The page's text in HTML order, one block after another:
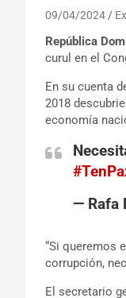
09/04/2024
República
curul en el
En su cuenta
2018
economía
— Rafa
“Si queremos
corrupción,
El secretario